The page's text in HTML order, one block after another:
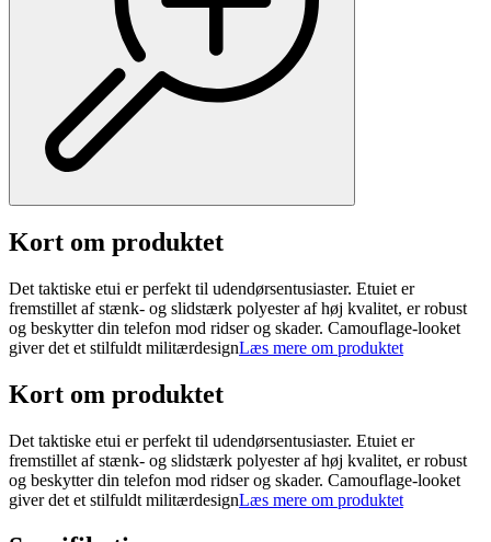
Kort om produktet
Det taktiske etui er perfekt til udendørsentusiaster. Etuiet er
fremstillet af stænk- og slidstærk polyester af høj kvalitet, er robust
og beskytter din telefon mod ridser og skader. Camouflage-looket
giver det et stilfuldt militærdesignLæs mere om produktet
Kort om produktet
Det taktiske etui er perfekt til udendørsentusiaster. Etuiet er
fremstillet af stænk- og slidstærk polyester af høj kvalitet, er robust
og beskytter din telefon mod ridser og skader. Camouflage-looket
giver det et stilfuldt militærdesignLæs mere om produktet